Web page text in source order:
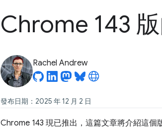
Chrome 143
Rachel Andrew
發布日期：2025 年 12 月 2 日
Chrome 143 現已推出，這篇文章將介紹這